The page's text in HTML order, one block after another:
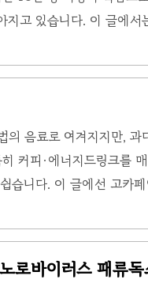
지고 있습니다. 이 글에서
?독감 바이러스(인플루
증상이 나타납니다. 특히
행될 위험이 3배 이상 높
12월, 서울某 초등학교
의 음료로 여겨지지만,
커피·에너지드링크를
습니다. 이 글에선 고카
차단해 피로를 느끼지
·피로 같은 고카페인 부작
로바이러스 패류독